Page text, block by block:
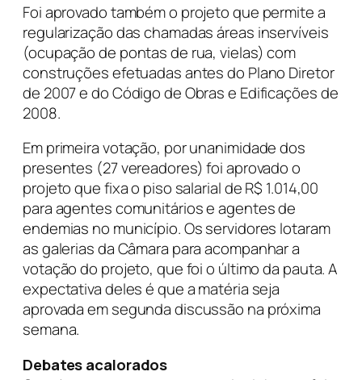
Foi aprovado também o projeto que permite a
regularização das chamadas áreas inservíveis
(ocupação de pontas de rua, vielas) com
construções efetuadas antes do Plano Diretor
de 2007 e do Código de Obras e Edificações de
2008.
Em primeira votação, por unanimidade dos
presentes (27 vereadores) foi aprovado o
projeto que fixa o piso salarial de R$ 1.014,00
para agentes comunitários e agentes de
endemias no município. Os servidores lotaram
as galerias da Câmara para acompanhar a
votação do projeto, que foi o último da pauta. A
expectativa deles é que a matéria seja
aprovada em segunda discussão na próxima
semana.
Debates acalorados